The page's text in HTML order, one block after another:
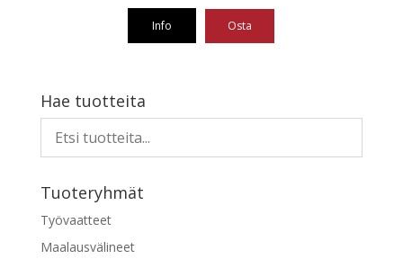
Info Osta
on
useampi
muunnelma.
Voit
valinnat
tuotteen
sivulla.
Hae tuotteita
Tuoteryhmät
Työvaatteet
Maalausvälineet